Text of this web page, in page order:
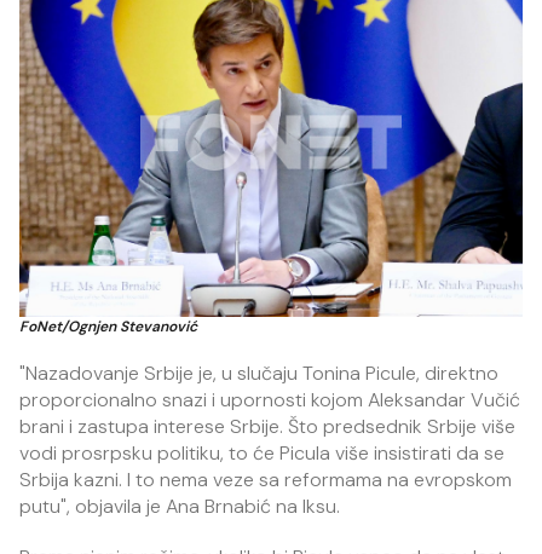
FoNet/Ognjen Stevanović
"Nazadovanje Srbije je, u slučaju Tonina Picule, direktno
proporcionalno snazi i upornosti kojom Aleksandar Vučić
brani i zastupa interese Srbije. Što predsednik Srbije više
vodi prosrpsku politiku, to će Picula više insistirati da se
Srbija kazni. I to nema veze sa reformama na evropskom
putu", objavila je Ana Brnabić na Iksu.